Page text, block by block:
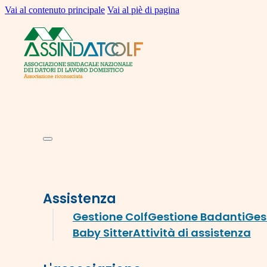
Vai al contenuto principale Vai al piè di pagina
Assistenza
Gestione ColfGestione Badanti
Baby SitterAttività di assistenza